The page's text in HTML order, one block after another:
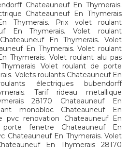
Chateauneuf En Thymerais.
Chateauneuf En Thymerais
Thymerais. Prix volet roulant
En Thymerais. Volet roulant
En Thymerais. Volet
En Thymerais. Volet roulant
Thymerais. Volet roulant alu pas
Volet roulant de porte
Volets roulants Chateauneuf En
électriques bubendorff
Tarif rideau metallique
28170 Chateauneuf En
monobloc Chateauneuf En
pvc renovation Chateauneuf En
fenetre Chateauneuf En
Chateauneuf En Thymerais. Volet
En Thymerais 28170